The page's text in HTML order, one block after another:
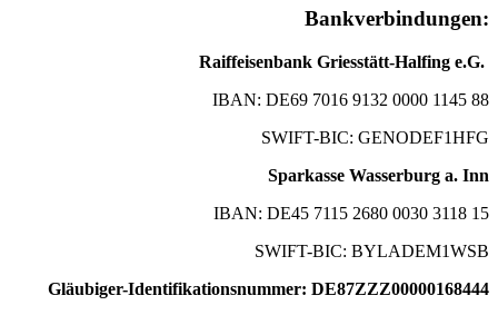
Bankverbindungen:
Raiffeisenbank Griesstätt-Halfing e.G.
IBAN: DE69 7016 9132 0000 1145 88
SWIFT-BIC: GENODEF1HFG
Sparkasse Wasserburg a. Inn
IBAN: DE45 7115 2680 0030 3118 15
SWIFT-BIC: BYLADEM1WSB
Gläubiger-Identifikationsnummer: DE87ZZZ00000168444